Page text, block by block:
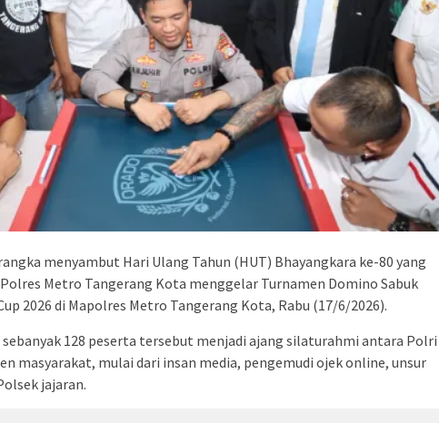
menyambut Hari Ulang Tahun (HUT) Bhayangkara ke-80 yang
Metro Tangerang Kota menggelar Turnamen Domino Sabuk
2026 di Mapolres Metro Tangerang Kota, Rabu (17/6/2026).
128 peserta tersebut menjadi ajang silaturahmi antara Polri
masyarakat, mulai dari insan media, pengemudi ojek online, unsur
jajaran.